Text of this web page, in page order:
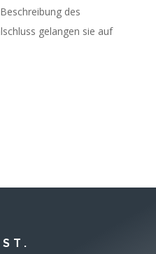
des
gelangen sie auf